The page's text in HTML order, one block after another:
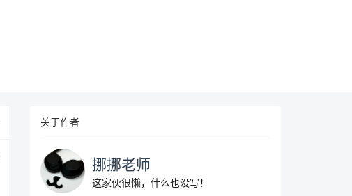
关于作者
挪挪老师
这家伙很懒，什么也没写！